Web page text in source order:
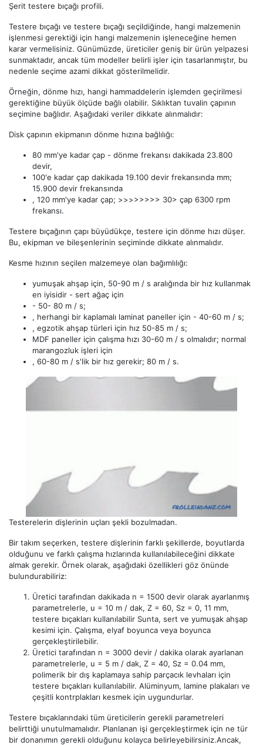
Şerit testere bıçağı profili.
Testere bıçağı ve testere bıçağı seçildiğinde, hangi malzemenin
işlenmesi gerektiği için hangi malzemenin işleneceğine hemen
karar vermelisiniz. Günümüzde, üreticiler geniş bir ürün yelpazesi
sunmaktadır, ancak tüm modeller belirli işler için tasarlanmıştır, bu
nedenle seçime azami dikkat gösterilmelidir.
Örneğin, dönme hızı, hangi hammaddelerin işlemden geçirilmesi
gerektiğine büyük ölçüde bağlı olabilir. Sıklıktan tuvalin çapının
seçimine bağlıdır. Aşağıdaki veriler dikkate alınmalıdır:
Disk çapının ekipmanın dönme hızına bağlılığı:
80 mm'ye kadar çap - dönme frekansı dakikada 23.800
devir,
100'e kadar çap dakikada 19.100 devir frekansında mm;
15.900 devir frekansında
, 120 mm'ye kadar çap; >>>>>>>> 30> çap 6300 rpm
frekansı.
Testere bıçağının çapı büyüdükçe, testere için dönme hızı düşer.
Bu, ekipman ve bileşenlerinin seçiminde dikkate alınmalıdır.
Kesme hızının seçilen malzemeye olan bağımlılığı:
yumuşak ahşap için, 50-90 m / s aralığında bir hız kullanmak
en iyisidir - sert ağaç için
- 50- 80 m / s;
, herhangi bir kaplamalı laminat paneller için - 40-60 m / s;
, egzotik ahşap türleri için hız 50-85 m / s;
MDF paneller için çalışma hızı 30-60 m / s olmalıdır; normal
marangozluk işleri için
, 60-80 m / s'lik bir hız gerekir; 80 m / s.
Testerelerin dişlerinin uçları şekli bozulmadan.
Bir takım seçerken, testere dişlerinin farklı şekillerde, boyutlarda
olduğunu ve farklı çalışma hızlarında kullanılabileceğini dikkate
almak gerekir. Örnek olarak, aşağıdaki özellikleri göz önünde
bulundurabiliriz:
Üretici tarafından dakikada n = 1500 devir olarak ayarlanmış
parametrelerle, u = 10 m / dak, Z = 60, Sz = 0, 11 mm,
testere bıçakları kullanılabilir Sunta, sert ve yumuşak ahşap
kesimi için. Çalışma, elyaf boyunca veya boyunca
gerçekleştirilebilir.
Üretici tarafından n = 3000 devir / dakika olarak ayarlanan
parametrelerle, u = 5 m / dak, Z = 40, Sz = 0.04 mm,
polimerik bir dış kaplamaya sahip parçacık levhaları için
testere bıçakları kullanılabilir. Alüminyum, lamine plakaları ve
çeşitli kontrplakları kesmek için uygundurlar.
Testere bıçaklarındaki tüm üreticilerin gerekli parametreleri
belirttiği unutulmamalıdır. Planlanan işi gerçekleştirmek için ne tür
bir donanımın gerekli olduğunu kolayca belirleyebilirsiniz.Ancak,